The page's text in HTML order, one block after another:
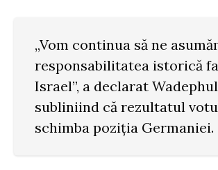
„Vom continua să ne
responsabilitatea istorică
Israel”, a declarat
subliniind că rezultatul
schimba poziția Germaniei.